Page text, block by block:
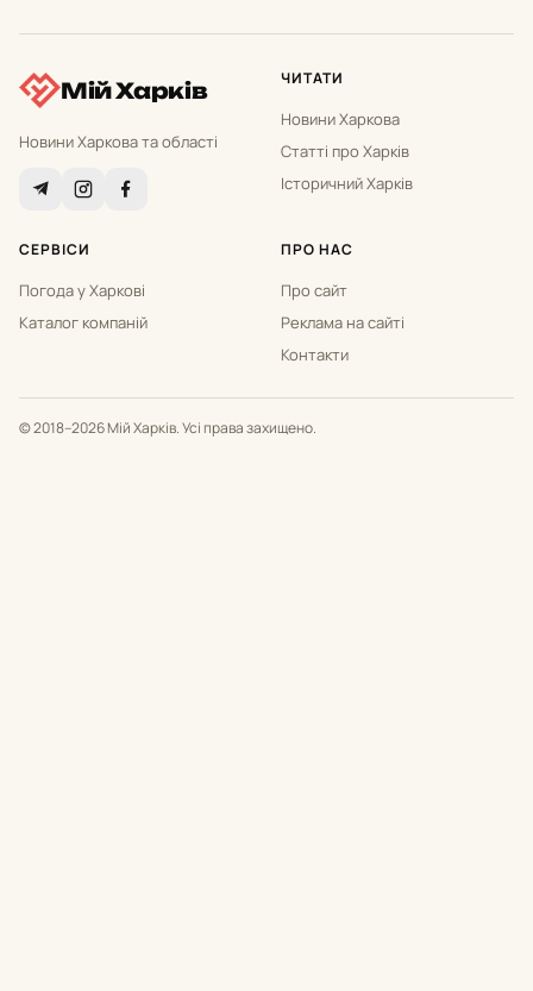
Мій Харків
Новини Харкова та області
ЧИТАТИ
Новини Харкова
Статті про Харків
Історичний Харків
СЕРВІСИ
Погода у Харкові
Каталог компаній
ПРО НАС
Про сайт
Реклама на сайті
Контакти
© 2018–2026 Мій Харків. Усі права захищено.